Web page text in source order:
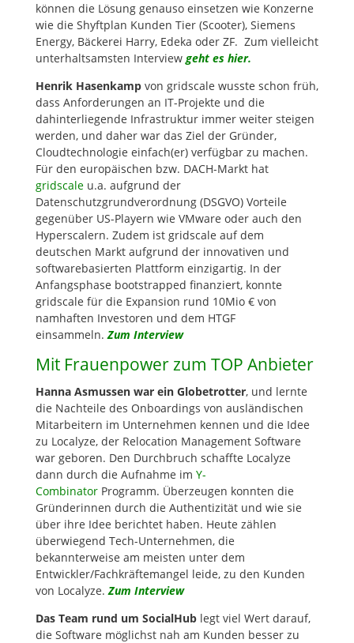
können die Lösung genauso einsetzen wie Konzerne
wie die Shyftplan Kunden Tier (Scooter), Siemens
Energy, Bäckerei Harry, Edeka oder ZF. Zum vielleicht
unterhaltsamsten Interview geht es hier.
Henrik Hasenkampvon gridscale wusste schon früh,
dass Anforderungen an IT-Projekte und die
dahinterliegende Infrastruktur immer weiter steigen
werden, und daher war das Ziel der Gründer,
Cloudtechnologie einfach(er) verfügbar zu machen.
Für den europäischen bzw. DACH-Markt hat
gridscaleu.a. aufgrund der
Datenschutzgrundverordnung (DSGVO) Vorteile
gegenüber US-Playern wie VMware oder auch den
Hyperscalern. Zudem ist gridscale auf dem
deutschen Markt aufgrund der innovativen und
softwarebasierten Plattform einzigartig. In der
Anfangsphase bootstrapped finanziert, konnte
gridscale für die Expansion rund 10Mio € von
namhaften Investoren und dem HTGF
einsammeln.Zum Interview
Mit Frauenpower zum TOP Anbieter
Hanna Asmussen war ein Globetrotter, und lernte
die Nachteile des Onboardings von ausländischen
Mitarbeitern im Unternehmen kennen und die Idee
zu Localyze, der Relocation Management Software
war geboren. Den Durchbruch schaffte Localyze
dann durch die Aufnahme im Y-
CombinatorProgramm. Überzeugen konnten die
Gründerinnen durch die Authentizität und wie sie
über ihre Idee berichtet haben. Heute zählen
überwiegend Tech-Unternehmen, die
bekannterweise am meisten unter dem
Entwickler/Fachkräftemangel leide, zu den Kunden
von Localyze.Zum Interview
Das Team rund um SocialHublegt viel Wert darauf,
die Software möglichst nah am Kunden besser zu